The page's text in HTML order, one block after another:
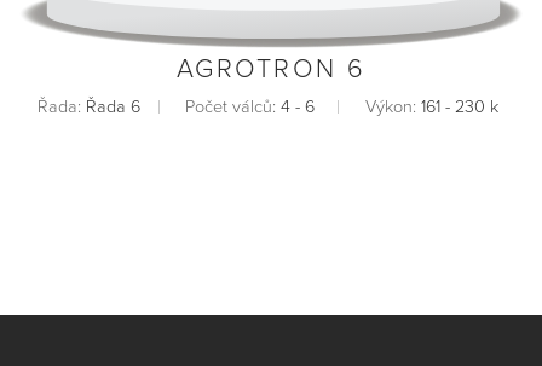
AGROTRON 6
Řada: Řada 6 Počet válců: 4 - 6 Výkon: 161 - 230 k